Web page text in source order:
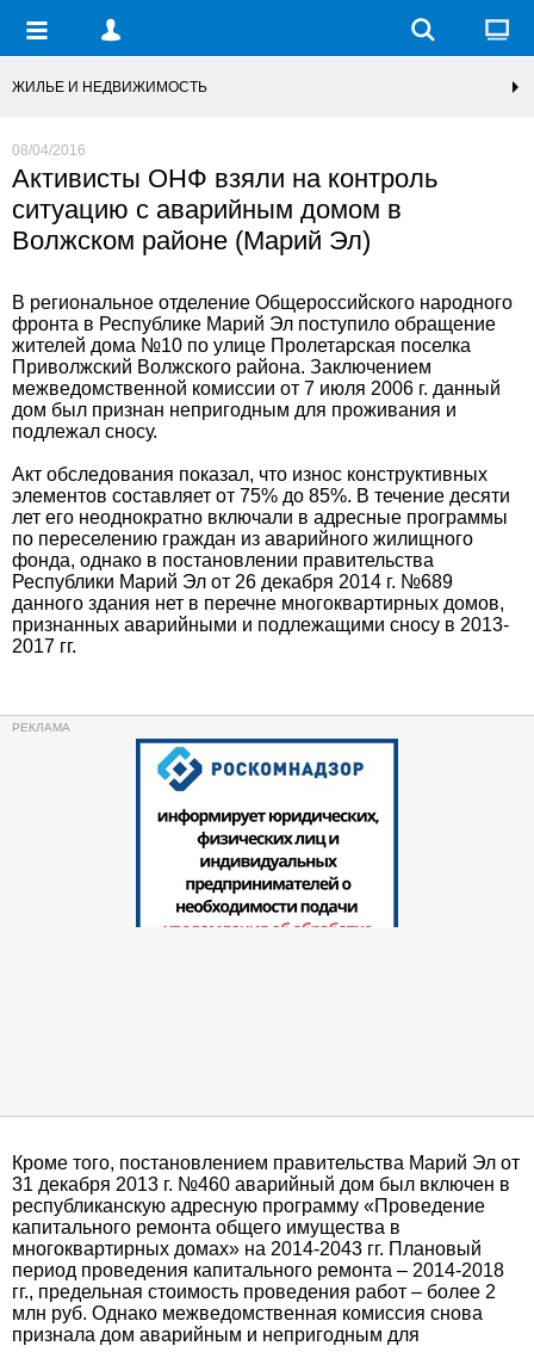
ЖИЛЬЕ И НЕДВИЖИМОСТЬ
08/04/2016
Активисты ОНФ взяли на контроль
ситуацию с аварийным домом в
Волжском районе (Марий Эл)
В региональное отделение Общероссийского народного
фронта в Республике Марий Эл поступило обращение
жителей дома №10 по улице Пролетарская поселка
Приволжский Волжского района. Заключением
межведомственной комиссии от 7 июля 2006 г. данный
дом был признан непригодным для проживания и
подлежал сносу.
Акт обследования показал, что износ конструктивных
элементов составляет от 75% до 85%. В течение десяти
лет его неоднократно включали в адресные программы
по переселению граждан из аварийного жилищного
фонда, однако в постановлении правительства
Республики Марий Эл от 26 декабря 2014 г. №689
данного здания нет в перечне многоквартирных домов,
признанных аварийными и подлежащими сносу в 2013-
2017 гг.
Кроме того, постановлением правительства Марий Эл от
31 декабря 2013 г. №460 аварийный дом был включен в
республиканскую адресную программу «Проведение
капитального ремонта общего имущества в
многоквартирных домах» на 2014-2043 гг. Плановый
период проведения капитального ремонта – 2014-2018
гг., предельная стоимость проведения работ – более 2
млн руб. Однако межведомственная комиссия снова
признала дом аварийным и непригодным для